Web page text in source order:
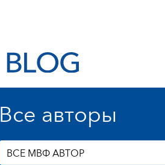
Все авторы
ВСЕ МВФ АВТОР